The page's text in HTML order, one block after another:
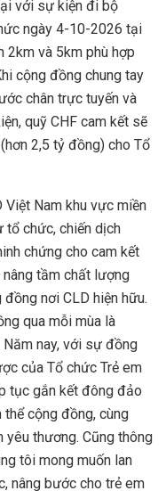
với sự kiện đi bộ
ngày 4-10-2026 tại
2km và 5km phù hợp
cộng đồng chung tay
chân trực tuyến và
quỹ CHF cam kết sẽ
2,5 tỷ đồng) cho Tổ
Việt Nam khu vực miền
tổ chức, chiến dịch
chứng cho cam kết
tầm chất lượng
nơi CLD hiện hữu.
qua mỗi mùa là
nay, với sự đồng
của Tổ chức Trẻ em
tục gắn kết đông đảo
cộng đồng, cùng
yêu thương. Cũng thông
tôi mong muốn lan
nâng bước cho trẻ em